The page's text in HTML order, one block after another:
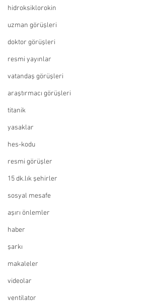
hidroksiklorokin
uzman görüşleri
doktor görüşleri
resmi yayınlar
vatandaş görüşleri
araştırmacı görüşleri
titanik
yasaklar
hes-kodu
resmi görüşler
15 dk.lık şehirler
sosyal mesafe
aşırı önlemler
haber
şarkı
makaleler
videolar
ventilator